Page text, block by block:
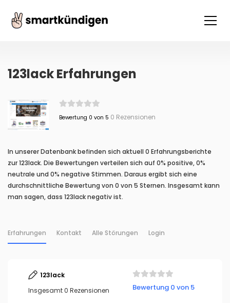
123lack Erfahrungen
Bewertung 0 von 5 0 Rezensionen
In unserer Datenbank befinden sich aktuell 0 Erfahrungsberichte
zur 123lack. Die Bewertungen verteilen sich auf 0% positive, 0%
neutrale und 0% negative Stimmen. Daraus ergibt sich eine
durchschnittliche Bewertung von 0 von 5 Sternen. Insgesamt kann
man sagen, dass 123lack negativ ist.
Erfahrungen Kontakt Alle Störungen Login
123lack
Insgesamt 0 Rezensionen
Bewertung 0 von 5